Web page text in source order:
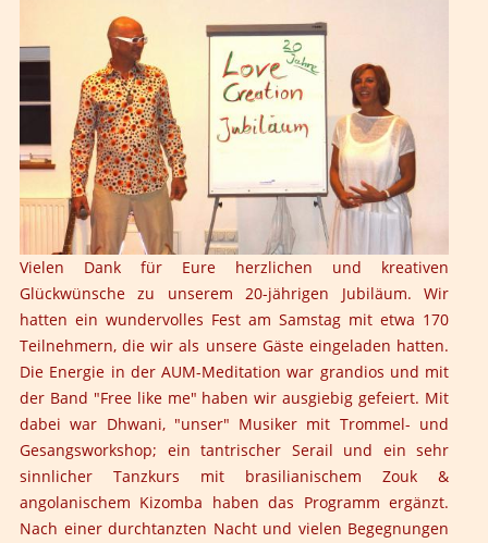
Vielen Dank für Eure herzlichen und kreativen
Glückwünsche zu unserem 20-jährigen Jubiläum. Wir
hatten ein wundervolles Fest am Samstag mit etwa 170
Teilnehmern, die wir als unsere Gäste eingeladen hatten.
Die Energie in der AUM-Meditation war grandios und mit
der Band "Free like me" haben wir ausgiebig gefeiert. Mit
dabei war Dhwani, "unser" Musiker mit Trommel- und
Gesangsworkshop; ein tantrischer Serail und ein sehr
sinnlicher Tanzkurs mit brasilianischem Zouk &
angolanischem Kizomba haben das Programm ergänzt.
Nach einer durchtanzten Nacht und vielen Begegnungen